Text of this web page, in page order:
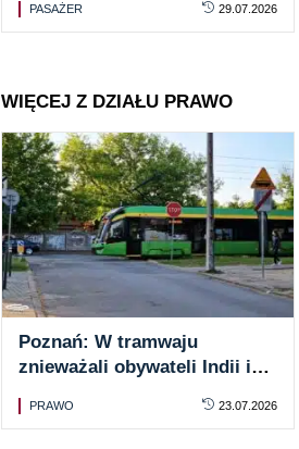
tańszy o 30 groszy
PASAŻER 29.07.2026
WIĘCEJ Z DZIAŁU PRAWO
Poznań: W tramwaju
znieważali obywateli Indii i
w ich obronie
PRAWO 23.07.2026